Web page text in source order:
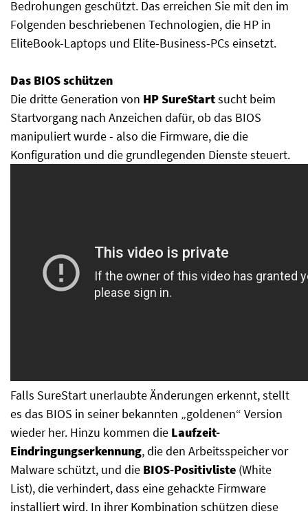
Bedrohungen geschützt. Das erreichen Sie mit den im
Folgenden beschriebenen Technologien, die HP in
EliteBook-Laptops und Elite-Business-PCs einsetzt.
Das BIOS schützen
Die dritte Generation von HP SureStartsucht beim
Startvorgang nach Anzeichen dafür, ob das BIOS
manipuliert wurde - also die Firmware, die die
Konfiguration und die grundlegenden Dienste steuert.
Falls SureStart unerlaubte Änderungen erkennt, stellt
es das BIOS in seiner bekannten „goldenen“ Version
wieder her. Hinzu kommen die Laufzeit-
Eindringungserkennung, die den Arbeitsspeicher vor
Malware schützt, und die BIOS-Positivliste (White
List), die verhindert, dass eine gehackte Firmware
installiert wird. In ihrer Kombination schützen diese